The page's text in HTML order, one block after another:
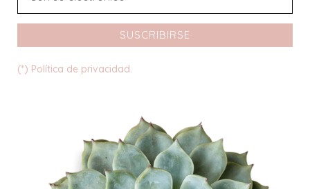
SUSCRIBIRSE
(*) Política de privacidad.